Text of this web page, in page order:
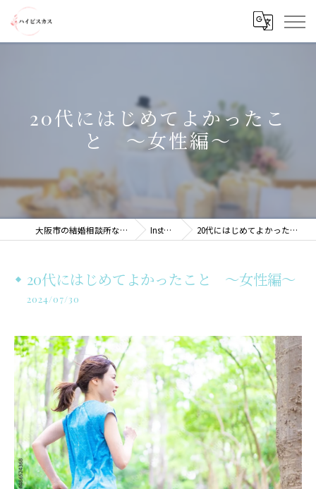
20代にはじめてよかったこ
と 〜女性編〜
大阪市の結婚相談所ならハイビスカス Instagram 20代にはじめてよかったこと 〜女性編〜
20代にはじめてよかったこと 〜女性編〜
2024/07/30